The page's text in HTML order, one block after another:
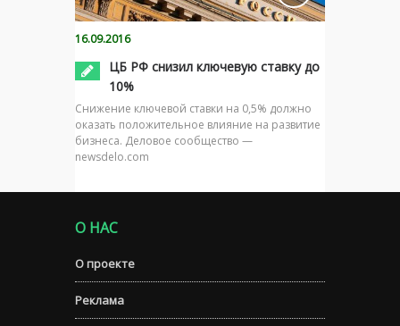
16.09.2016
ЦБ РФ снизил ключевую ставку до
10%
Снижение ключевой ставки на 0,5% должно
оказать положительное влияние на развитие
бизнеса. Деловое сообщество —
newsdelo.com
О НАС
О проекте
Реклама